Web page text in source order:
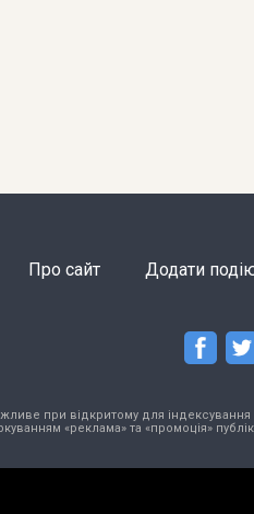
Про сайт Додати
при відкритому для індексування
«реклама» та «промоція»